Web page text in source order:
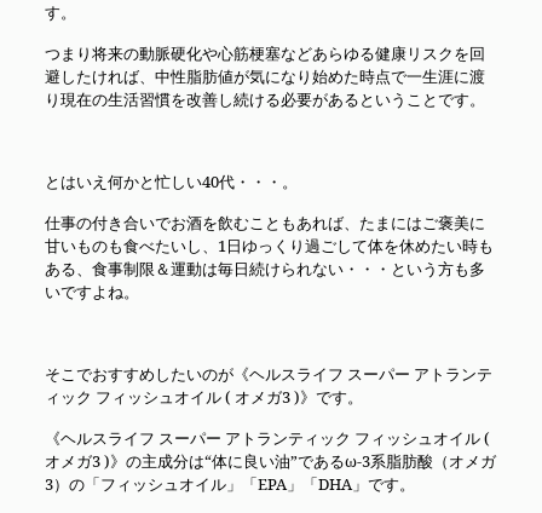
す。
つまり将来の動脈硬化や心筋梗塞などあらゆる健康リスクを回
避したければ、中性脂肪値が気になり始めた時点で一生涯に渡
り現在の生活習慣を改善し続ける必要があるということです。
とはいえ何かと忙しい40代・・・。
仕事の付き合いでお酒を飲むこともあれば、たまにはご褒美に
甘いものも食べたいし、1日ゆっくり過ごして体を休めたい時も
ある、食事制限＆運動は毎日続けられない・・・という方も多
いですよね。
そこでおすすめしたいのが《ヘルスライフ スーパー アトランテ
ィック フィッシュオイル ( オメガ3 )》です。
《ヘルスライフ スーパー アトランティック フィッシュオイル (
オメガ3 )》の主成分は“体に良い油”であるω-3系脂肪酸（オメガ
3）の「フィッシュオイル」「EPA」「DHA」です。